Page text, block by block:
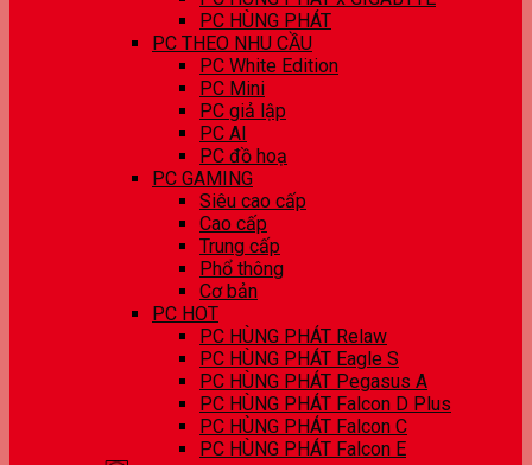
PC HÙNG PHÁT
PC THEO NHU CẦU
PC White Edition
PC Mini
PC giả lập
PC AI
PC đồ hoạ
PC GAMING
Siêu cao cấp
Cao cấp
Trung cấp
Phổ thông
Cơ bản
PC HOT
PC HÙNG PHÁT Relaw
PC HÙNG PHÁT Eagle S
PC HÙNG PHÁT Pegasus A
PC HÙNG PHÁT Falcon D Plus
PC HÙNG PHÁT Falcon C
PC HÙNG PHÁT Falcon E